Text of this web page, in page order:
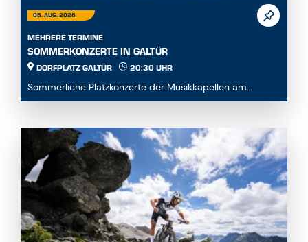
MEHRERE TERMINE
DORFPLATZ GALTÜR 20:30 UHR
Sommerliche Platzkonzerte der Musikkapellen am